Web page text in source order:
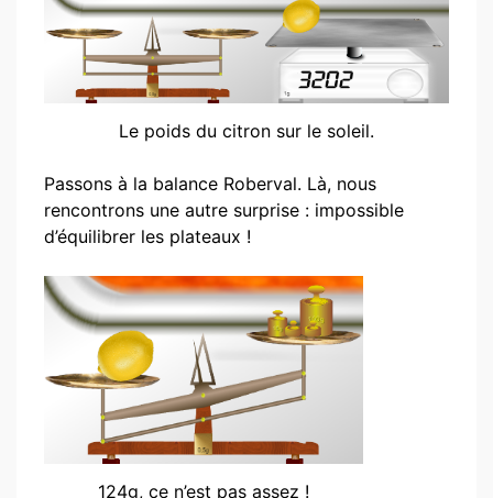
Le poids du citron sur le soleil.
Passons à la balance Roberval. Là, nous
rencontrons une autre surprise : impossible
d’équilibrer les plateaux !
124g, ce n’est pas assez !